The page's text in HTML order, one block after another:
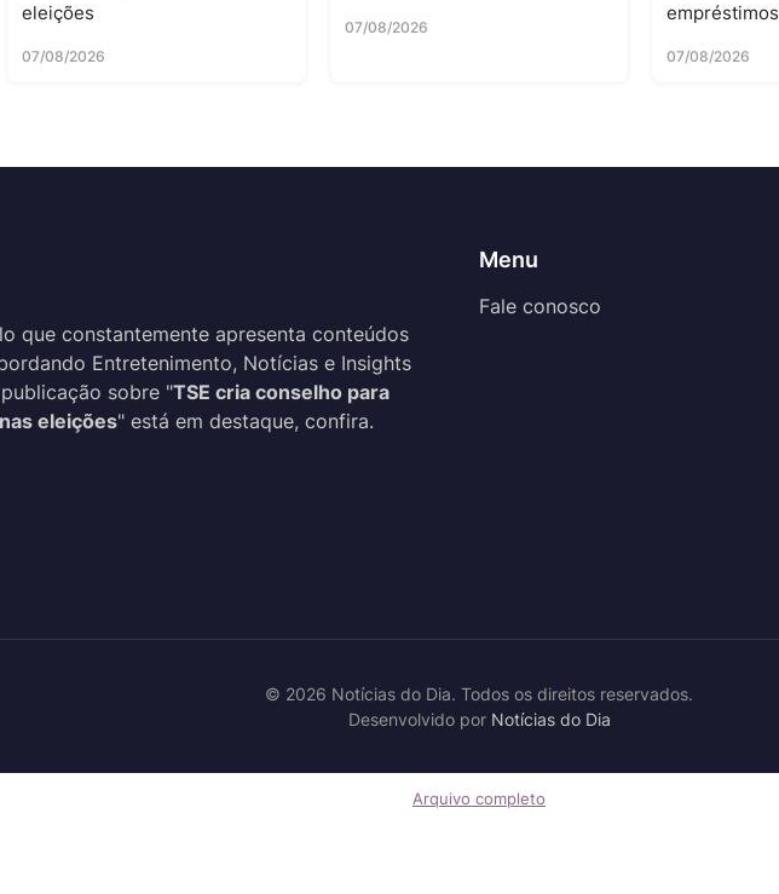
eleições
07/08/2026
07/08/2026
empréstimos
07/08/2026
que constantemente apresenta conteúdos
Entretenimento, Notícias e Insights
sobre "TSE cria conselho para
eleições" está em destaque, confira.
Menu
Fale conosco
© 2026 Notícias do Dia. Todos os direitos reservados.
Desenvolvido por Notícias do Dia
Arquivo completo